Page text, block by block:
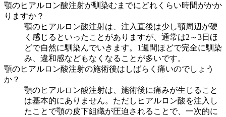
顎のヒアルロン酸注射が馴染むまでにどれくらい時間がかか
りますか？
顎のヒアルロン酸注射は、注入直後は少し顎周辺が硬
く感じるといったことがありますが、通常は2～3日ほ
どで自然に馴染んでいきます。1週間ほどで完全に馴染
み、違和感などもなくなることが多いです。
顎のヒアルロン酸注射の施術後はしばらく痛いのでしょう
か？
顎のヒアルロン酸注射は、施術後に痛みが生じること
は基本的にありません。ただしヒアルロン酸を注入し
たことで顎の皮下組織が圧迫されることで、一次的に